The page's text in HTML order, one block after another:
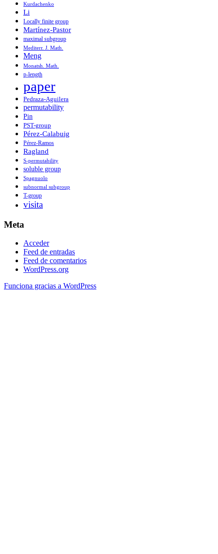
Kurdachenko
Li
Locally finite group
Martínez-Pastor
maximal subgroup
Mediterr. J. Math.
Meng
Monatsh. Math.
p-length
paper
Pedraza-Aguilera
permutability
Pin
PST-group
Pérez-Calabuig
Pérez-Ramos
Ragland
S-permutability
soluble group
Spagnuolo
subnormal subgroup
T-group
visita
Meta
Acceder
Feed de entradas
Feed de comentarios
WordPress.org
Funciona gracias a WordPress